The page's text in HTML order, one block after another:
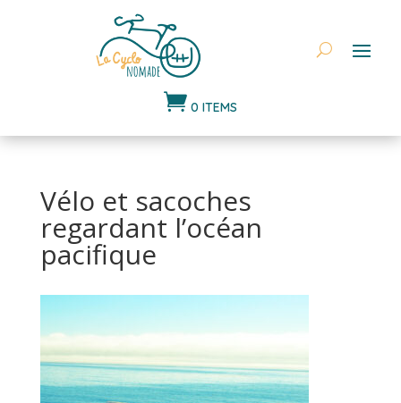
 0 ITEMS
Vélo et sacoches
regardant l’océan
pacifique